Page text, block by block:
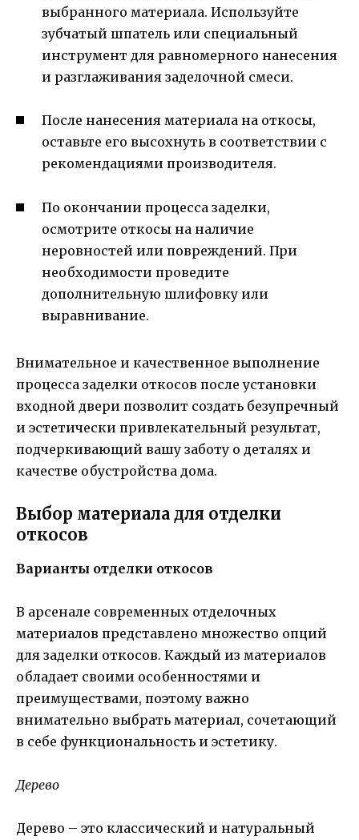
выбранного материала. Используйте
зубчатый шпатель или специальный
инструмент для равномерного нанесения
и разглаживания заделочной смеси.
После нанесения материала на откосы,
оставьте его высохнуть в соответствии с
рекомендациями производителя.
По окончании процесса заделки,
осмотрите откосы на наличие
неровностей или повреждений. При
необходимости проведите
дополнительную шлифовку или
выравнивание.
Внимательное и качественное выполнение
процесса заделки откосов после установки
входной двери позволит создать безупречный
и эстетически привлекательный результат,
подчеркивающий вашу заботу о деталях и
качестве обустройства дома.
Выбор материала для отделки
откосов
Варианты отделки откосов
В арсенале современных отделочных
материалов представлено множество опций
для заделки откосов. Каждый из материалов
обладает своими особенностями и
преимуществами, поэтому важно
внимательно выбрать материал, сочетающий
в себе функциональность и эстетику.
Дерево
Дерево – это классический и натуральный